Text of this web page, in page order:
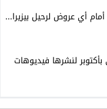
أمام أي عروض لرحيل بيزيرا...
لنشرها فيديوهات